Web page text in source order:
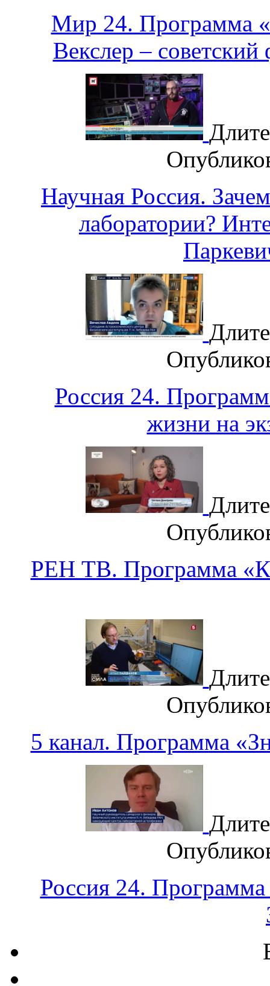
Мир 24. Программа
Векслер –
Научная Россия.
лаборатории?
Россия 24.
жизни на
РЕН ТВ. Программа
5 канал. Программа
Россия 24.